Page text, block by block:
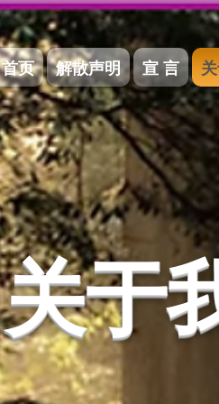
首页 解散声明 宣 言
关于